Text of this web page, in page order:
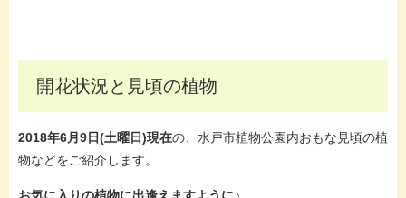
開花状況と見頃の植物
2018年6月9日(土曜日)現在の、水戸市植物公園内おもな見頃の植
物などをご紹介します。